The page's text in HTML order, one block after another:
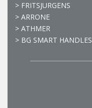
> FRITSJURGENS
> ARRONE
> ATHMER
> BG SMART HANDLES